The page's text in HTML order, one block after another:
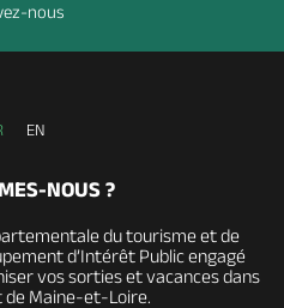
nous
EN
NOUS ?
du tourisme et de
d’Intérêt Public engagé
vos sorties et vacances dans
Maine-et-Loire.